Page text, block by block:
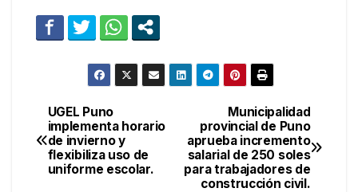
Navegación
de
Municipalidad
provincial de Puno
aprueba incremento
salarial de 250 soles
para trabajadores de
construcción civil.
UGEL Puno
implementa horario
de invierno y
flexibiliza uso de
uniforme escolar.